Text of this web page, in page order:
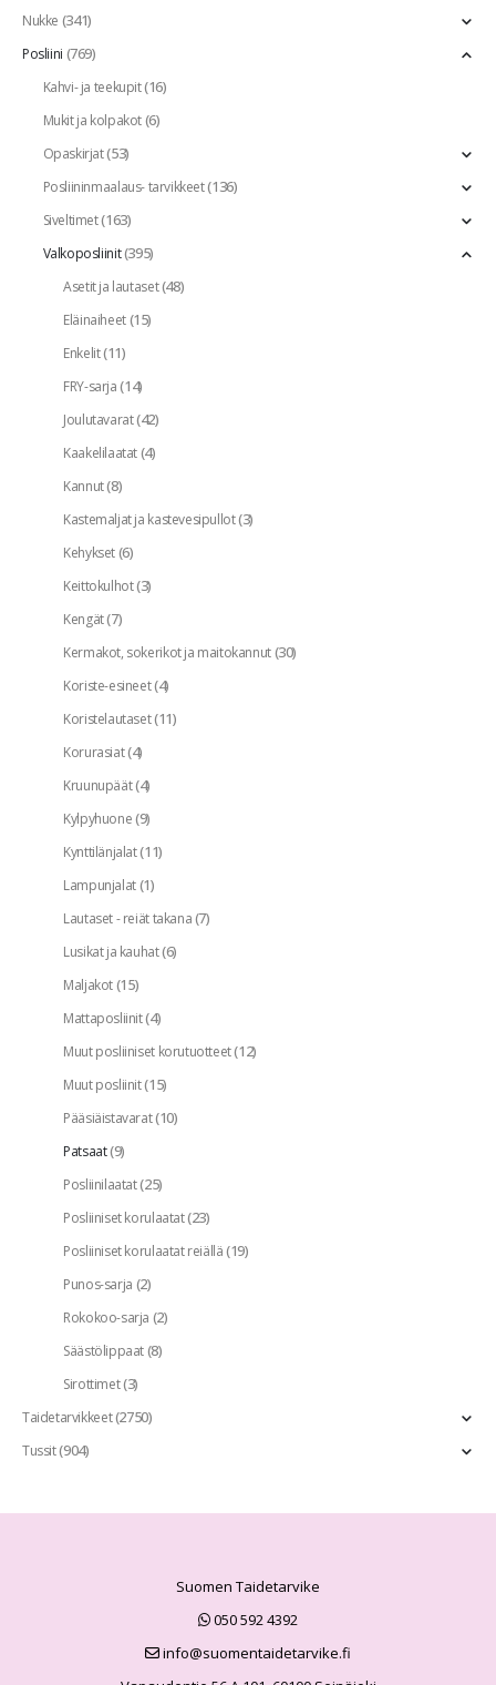
Nukke (341)
Posliini (769)
Kahvi- ja teekupit(16)
Mukit ja kolpakot(6)
Opaskirjat(53)
Posliininmaalaus- tarvikkeet(136)
Siveltimet(163)
Valkoposliinit(395)
Asetit ja lautaset(48)
Eläinaiheet(15)
Enkelit(11)
FRY-sarja(14)
Joulutavarat(42)
Kaakelilaatat(4)
Kannut(8)
Kastemaljat ja kastevesipullot(3)
Kehykset(6)
Keittokulhot(3)
Kengät(7)
Kermakot, sokerikot ja maitokannut(30)
Koriste-esineet(4)
Koristelautaset(11)
Korurasiat(4)
Kruunupäät(4)
Kylpyhuone(9)
Kynttilänjalat(11)
Lampunjalat(1)
Lautaset - reiät takana(7)
Lusikat ja kauhat(6)
Maljakot(15)
Mattaposliinit(4)
Muut posliiniset korutuotteet(12)
Muut posliinit(15)
Pääsiäistavarat(10)
Patsaat(9)
Posliinilaatat(25)
Posliiniset korulaatat(23)
Posliiniset korulaatat reiällä(19)
Punos-sarja (2)
Rokokoo-sarja (2)
Säästölippaat(8)
Sirottimet(3)
Taidetarvikkeet(2750)
Tussit(904)
Suomen Taidetarvike
050 592 4392
info@suomentaidetarvike.fi